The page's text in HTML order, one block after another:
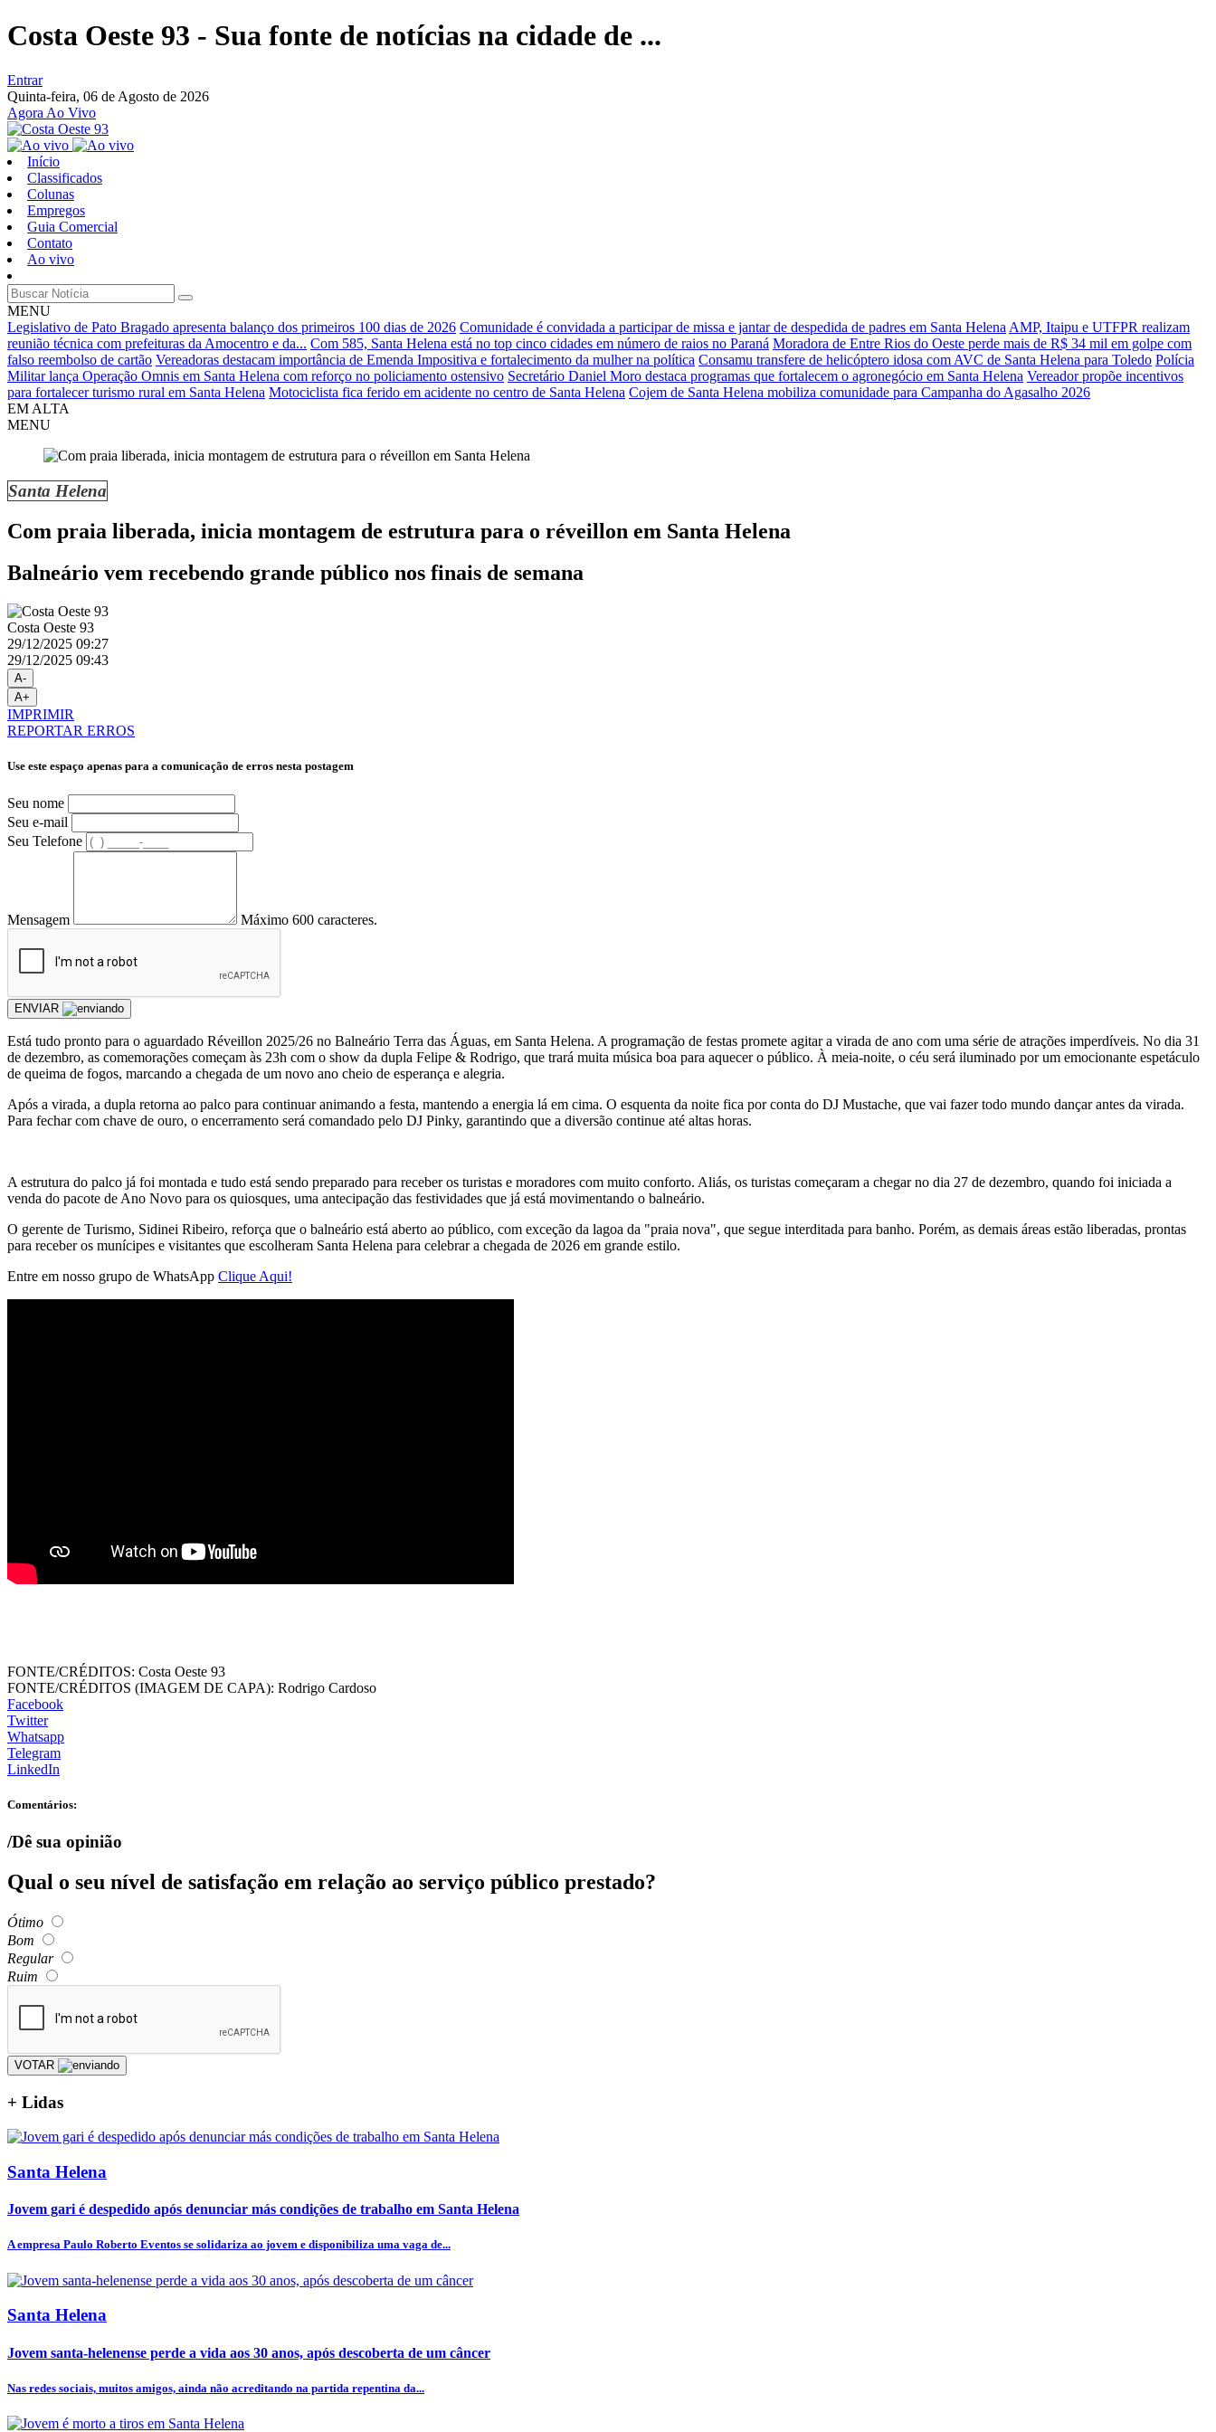
Costa Oeste 93 - Sua fonte de notícias na cidade de ...
Entrar
Quinta-feira, 06 de Agosto de 2026
Agora Ao Vivo
Início
Classificados
Colunas
Empregos
Guia Comercial
Contato
Ao vivo
MENU
Legislativo de Pato Bragado apresenta balanço dos primeiros 100 dias de 2026 Comunidade é convidada a participar de missa e jantar de despedida de padres em Santa Helena AMP, Itaipu e UTFPR realizam
reunião técnica com prefeituras da Amocentro e da... Com 585, Santa Helena está no top cinco cidades em número de raios no Paraná Moradora de Entre Rios do Oeste perde mais de R$ 34 mil em golpe com
falso reembolso de cartão Vereadoras destacam importância de Emenda Impositiva e fortalecimento da mulher na política Consamu transfere de helicóptero idosa com AVC de Santa Helena para Toledo Polícia
Militar lança Operação Omnis em Santa Helena com reforço no policiamento ostensivo Secretário Daniel Moro destaca programas que fortalecem o agronegócio em Santa Helena Vereador propõe incentivos
para fortalecer turismo rural em Santa Helena Motociclista fica ferido em acidente no centro de Santa Helena Cojem de Santa Helena mobiliza comunidade para Campanha do Agasalho 2026
EM ALTA
MENU
Santa Helena
Com praia liberada, inicia montagem de estrutura para o réveillon em Santa Helena
Balneário vem recebendo grande público nos finais de semana
Costa Oeste 93
29/12/2025 09:27
29/12/2025 09:43
A-
A+
IMPRIMIR
REPORTAR ERROS
Use este espaço apenas para a comunicação de erros nesta postagem
Seu nome
Seu e-mail
Seu Telefone
Mensagem Máximo 600 caracteres.
ENVIAR
Está tudo pronto para o aguardado Réveillon 2025/26 no Balneário Terra das Águas, em Santa Helena. A programação de festas promete agitar a virada de ano com uma série de atrações imperdíveis. No dia 31
de dezembro, as comemorações começam às 23h com o show da dupla Felipe & Rodrigo, que trará muita música boa para aquecer o público. À meia-noite, o céu será iluminado por um emocionante espetáculo
de queima de fogos, marcando a chegada de um novo ano cheio de esperança e alegria.
Após a virada, a dupla retorna ao palco para continuar animando a festa, mantendo a energia lá em cima. O esquenta da noite fica por conta do DJ Mustache, que vai fazer todo mundo dançar antes da virada.
Para fechar com chave de ouro, o encerramento será comandado pelo DJ Pinky, garantindo que a diversão continue até altas horas.
A estrutura do palco já foi montada e tudo está sendo preparado para receber os turistas e moradores com muito conforto. Aliás, os turistas começaram a chegar no dia 27 de dezembro, quando foi iniciada a
venda do pacote de Ano Novo para os quiosques, uma antecipação das festividades que já está movimentando o balneário.
O gerente de Turismo, Sidinei Ribeiro, reforça que o balneário está aberto ao público, com exceção da lagoa da "praia nova", que segue interditada para banho. Porém, as demais áreas estão liberadas, prontas
para receber os munícipes e visitantes que escolheram Santa Helena para celebrar a chegada de 2026 em grande estilo.
Entre em nosso grupo de WhatsApp Clique Aqui!
FONTE/CRÉDITOS: Costa Oeste 93
FONTE/CRÉDITOS (IMAGEM DE CAPA): Rodrigo Cardoso
Facebook
Twitter
Whatsapp
Telegram
LinkedIn
Comentários:
/Dê sua opinião
Qual o seu nível de satisfação em relação ao serviço público prestado?
Ótimo
Bom
Regular
Ruim
VOTAR
+ Lidas
Santa Helena
Jovem gari é despedido após denunciar más condições de trabalho em Santa Helena
A empresa Paulo Roberto Eventos se solidariza ao jovem e disponibiliza uma vaga de...
Santa Helena
Jovem santa-helenense perde a vida aos 30 anos, após descoberta de um câncer
Nas redes sociais, muitos amigos, ainda não acreditando na partida repentina da...